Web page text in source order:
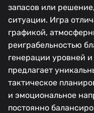
запасов или
ситуации. Игра
графикой,
реиграбельностью
генерации уровней
предлагает
тактическое
и эмоциональное
постоянно